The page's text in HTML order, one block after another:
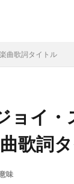
曲歌詞タイトル
ョイ
歌詞
味